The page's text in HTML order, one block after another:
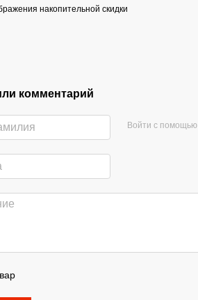
накопительной скидки
комментарий
Войти с помощью